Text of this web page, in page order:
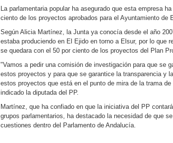
La parlamentaria popular ha asegurado que esta empresa
ciento de los proyectos aprobados para el Ayuntamiento de
Según Alicia Martínez, la Junta ya conocía desde el año
estaba produciendo en El Ejido en torno a Elsur, por lo que
se quedara con el 50 por ciento de los proyectos del Plan
"Vamos a pedir una comisión de investigación para que se
estos proyectos y para que se garantice la transparencia y
estos proyectos que está en el punto de mira de la trama
indicado la diputada del PP.
Martínez, que ha confiado en que la iniciativa del PP
grupos parlamentarios, ha destacado la necesidad de que
cuestiones dentro del Parlamento de Andalucía.